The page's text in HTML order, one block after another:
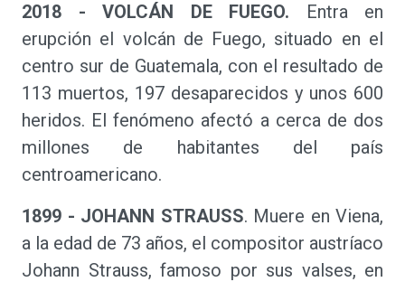
2018 - VOLCÁN DE FUEGO.
Entra en
erupción el volcán de Fuego, situado en el
centro sur de Guatemala, con el resultado de
113 muertos, 197 desaparecidos y unos 600
heridos. El fenómeno afectó a cerca de dos
millones de habitantes del país
centroamericano.
1899 - JOHANN STRAUSS. Muere en Viena,
a la edad de 73 años, el compositor austríaco
Johann Strauss, famoso por sus valses, en